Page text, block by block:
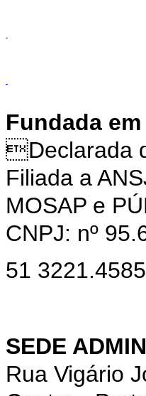
Fundada em
Declarada
Filiada a
MOSAP e
CNPJ: nº
51
SEDE
Rua Vigário